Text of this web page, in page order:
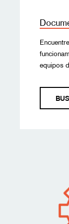
equipos